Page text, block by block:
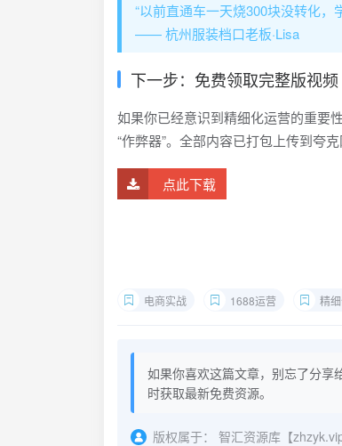
“以前直通车一天烧300块没转化，
—— 杭州服装档口老板·Lisa
下一步：免费领取完整版视频
如果你已经意识到精细化运营的重要
“作弊器”。全部内容已打包上传到夸
点此下载
电商实战 1688运营 精
如果你喜欢这篇文章，别忘了分享
时获取最新免费资源。
版权属于：
智汇资源库【zhzyk.vip